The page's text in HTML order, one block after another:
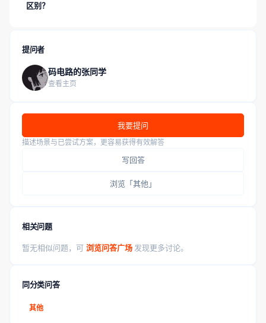
区别？
提问者
码电路的张同学
查看主页
我要提问
描述场景与已尝试方案，更容易获得有效解答
写回答
浏览「其他」
相关问题
暂无相似问题，可 浏览问答广场 发现更多讨论。
同分类问答
其他